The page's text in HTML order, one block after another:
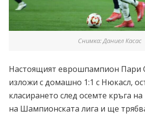
Снимка: Даниел Касас
Настоящият еврошпампион Пари
изложи с домашно 1:1 с Нюкасл,
класирането след осемте кръга
на Шампионската лига и ще